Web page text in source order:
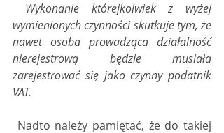
wymienionych czynności skutkuje tym, że
nawet osoba prowadząca działalność
nierejestrową będzie musiała
zarejestrować się jako czynny podatnik
VAT.